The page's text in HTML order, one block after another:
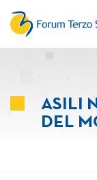
ASILI
DEL